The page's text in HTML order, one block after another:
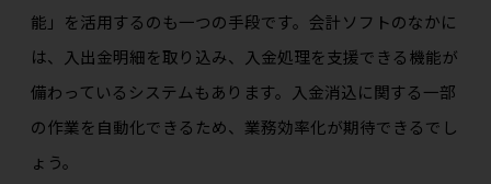
能」を活用するのも一つの手段です。会計ソフトのなかに
は、入出金明細を取り込み、入金処理を支援できる機能が
備わっているシステムもあります。入金消込に関する一部
の作業を自動化できるため、業務効率化が期待できるでし
ょう。